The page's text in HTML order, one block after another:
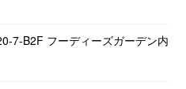
7-B2F フーディーズガーデン内